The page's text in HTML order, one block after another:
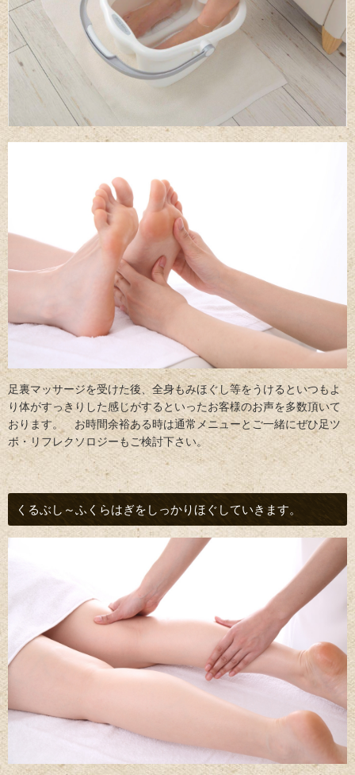
足裏マッサージを受けた後、全身もみほぐし等をうけるといつもよ
り体がすっきりした感じがするといったお客様のお声を多数頂いて
おります。 お時間余裕ある時は通常メニューとご一緒にぜひ足ツ
ボ・リフレクソロジーもご検討下さい。
くるぶし～ふくらはぎをしっかりほぐしていきます。